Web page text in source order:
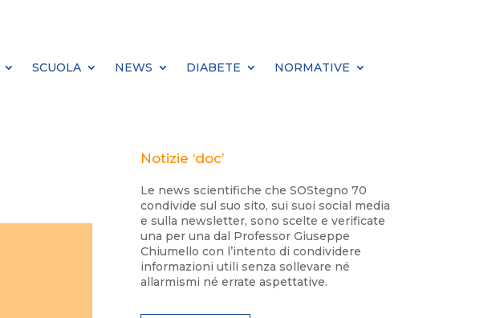
SCUOLA NEWS DIABETE NORMATIVE
Notizie ‘doc’
Le news scientifiche che SOStegno 70
condivide sul suo sito, sui suoi social media
e sulla newsletter, sono scelte e verificate
una per una dal Professor Giuseppe
Chiumello con l’intento di condividere
informazioni utili senza sollevare né
allarmismi né errate aspettative.